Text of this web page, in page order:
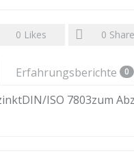
0 Likes 0
Erfahrungsberichte 0
ISO 7803zum